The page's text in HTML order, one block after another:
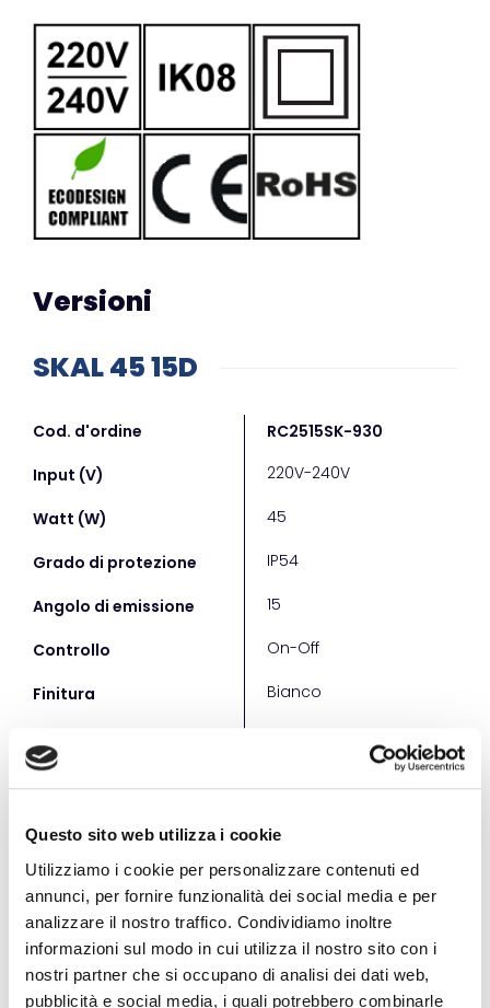
Questo sito web utilizza i cookie
Utilizziamo i cookie per personalizzare contenuti ed
annunci, per fornire funzionalità dei social media e per
analizzare il nostro traffico. Condividiamo inoltre
informazioni sul modo in cui utilizza il nostro sito con i
nostri partner che si occupano di analisi dei dati web,
pubblicità e social media, i quali potrebbero combinarle
Versioni
SKAL 45 15D
Cod. d'ordine
Input (V)
Watt (W)
Grado di protezione
Angolo di emissione
Controllo
Finitura
RC2515SK-930
220V-240V
45
IP54
15
On-Off
Bianco
SKAL 45 36D
Cod. d'ordine
Input
RC2536SK-930
220V-240V